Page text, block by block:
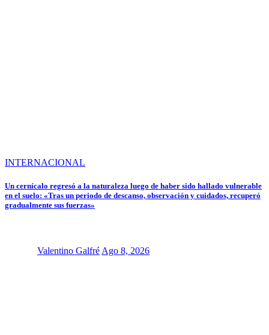
INTERNACIONAL
Un cernícalo regresó a la naturaleza luego de haber sido hallado vulnerable
en el suelo: «Tras un periodo de descanso, observación y cuidados, recuperó
gradualmente sus fuerzas»
Valentino Galfré Ago 8, 2026